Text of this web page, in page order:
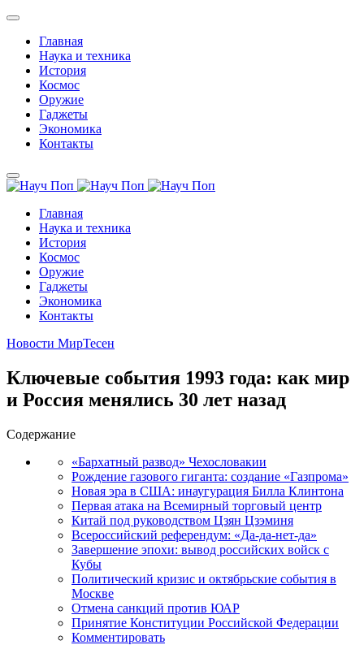
Главная
Наука и техника
История
Космос
Оружие
Гаджеты
Экономика
Контакты
Главная
Наука и техника
История
Космос
Оружие
Гаджеты
Экономика
Контакты
Новости МирТесен
Ключевые события 1993 года: как мир
и Россия менялись 30 лет назад
Содержание
«Бархатный развод» Чехословакии
Рождение газового гиганта: создание «Газпрома»
Новая эра в США: инаугурация Билла Клинтона
Первая атака на Всемирный торговый центр
Китай под руководством Цзян Цзэминя
Всероссийский референдум: «Да-да-нет-да»
Завершение эпохи: вывод российских войск с
Кубы
Политический кризис и октябрьские события в
Москве
Отмена санкций против ЮАР
Принятие Конституции Российской Федерации
Комментировать